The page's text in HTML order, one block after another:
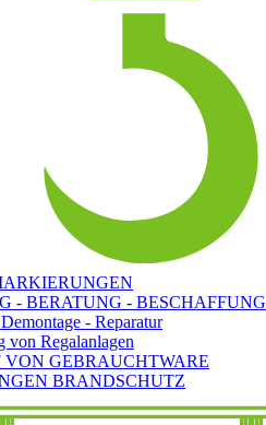
- BERATUNG - BESCHAFFUNG
- Reparatur
von Regalanlagen
GEBRAUCHTWARE
BRANDSCHUTZ